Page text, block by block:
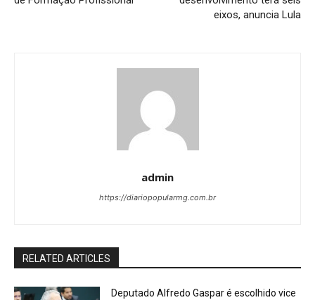
eixos, anuncia Lula
admin
https://diariopopularmg.com.br
RELATED ARTICLES
Deputado Alfredo Gaspar é escolhido vice